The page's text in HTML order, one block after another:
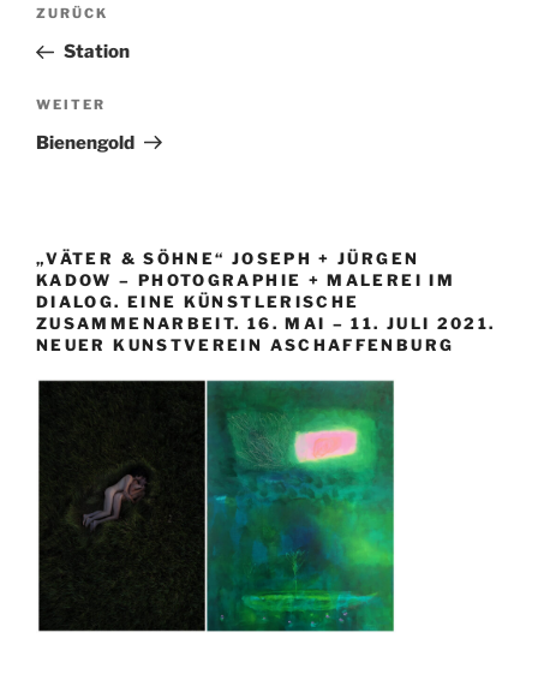
Vorheriger
Beitrag
ZURÜCK
Station
Nächster
Beitrag
WEITER
Bienengold
„VÄTER & SÖHNE“ JOSEPH + JÜRGEN
KADOW – PHOTOGRAPHIE + MALEREI IM
DIALOG. EINE KÜNSTLERISCHE
ZUSAMMENARBEIT. 16. MAI – 11. JULI 2021.
NEUER KUNSTVEREIN ASCHAFFENBURG